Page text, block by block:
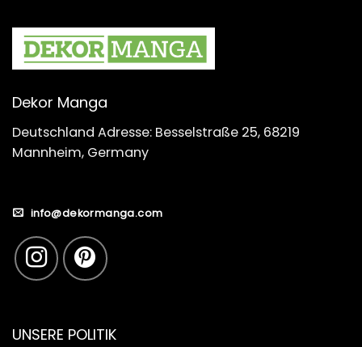
Dekor Manga
Deutschland Adresse: Besselstraße 25, 68219
Mannheim, Germany
info@dekormanga.com
UNSERE POLITIK